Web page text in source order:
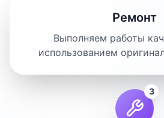
Ремонт
Выполняем работы
использованием
3